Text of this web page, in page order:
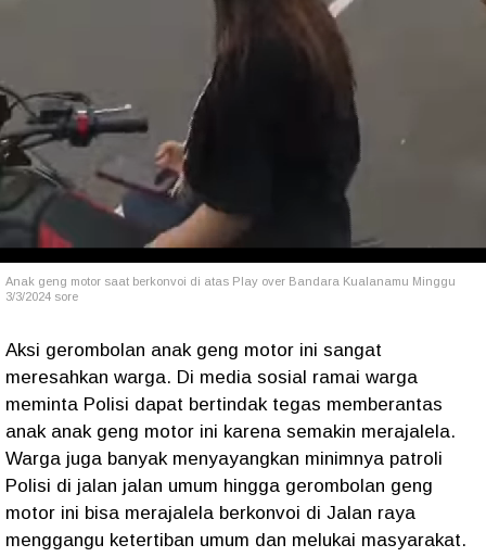
Anak geng motor saat berkonvoi di atas Play over Bandara Kualanamu Minggu
3/3/2024 sore
Aksi gerombolan anak geng motor ini sangat
meresahkan warga. Di media sosial ramai warga
meminta Polisi dapat bertindak tegas memberantas
anak anak geng motor ini karena semakin merajalela.
Warga juga banyak menyayangkan minimnya patroli
Polisi di jalan jalan umum hingga gerombolan geng
motor ini bisa merajalela berkonvoi di Jalan raya
menggangu ketertiban umum dan melukai masyarakat.